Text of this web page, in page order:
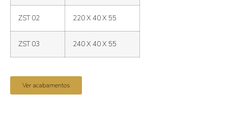
ZST 02 220 X 40 X 55
ZST 03 240 X 40 X 55
Ver acabamentos